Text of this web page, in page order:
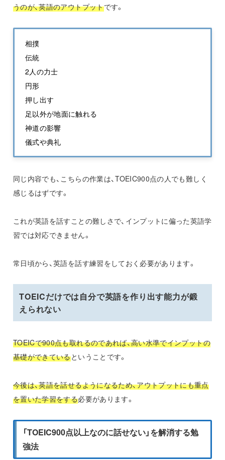
うのが、英語のアウトプットです。
相撲
伝統
2人の力士
円形
押し出す
足以外が地面に触れる
神道の影響
儀式や典礼
同じ内容でも、こちらの作業は、TOEIC900点の人でも難しく
感じるはずです。
これが英語を話すことの難しさで、インプットに偏った英語学
習では対応できません。
常日頃から、英語を話す練習をしておく必要があります。
TOEICだけでは自分で英語を作り出す能力が鍛
えられない
TOEICで900点も取れるのであれば、高い水準でインプットの
基礎ができているということです。
今後は、英語を話せるようになるため、アウトプットにも重点
を置いた学習をする必要があります。
「TOEIC900点以上なのに話せない」を解消する勉
強法